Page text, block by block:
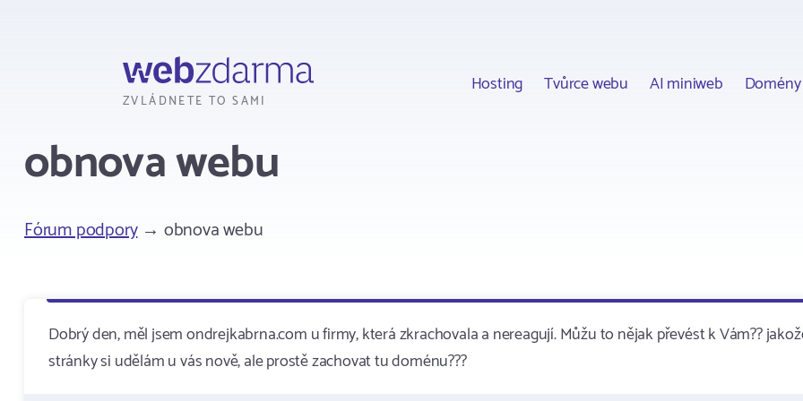
ZVLÁDNETE TO SAMI
Hosting Tvůrce webu AI miniweb Domény
obnova webu
Fórum podpory→ obnova webu
Dobrý den, měl jsem ondrejkabrna.com u firmy, která zkrachovala a nereagují. Můžu to nějak převést k Vám??
stránky si udělám u vás nově, ale prostě zachovat tu doménu???